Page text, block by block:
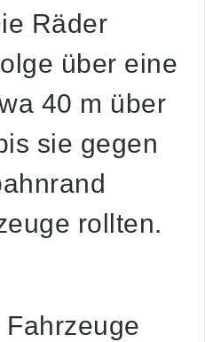
Räder
über eine
40 m über
sie gegen
rollten.